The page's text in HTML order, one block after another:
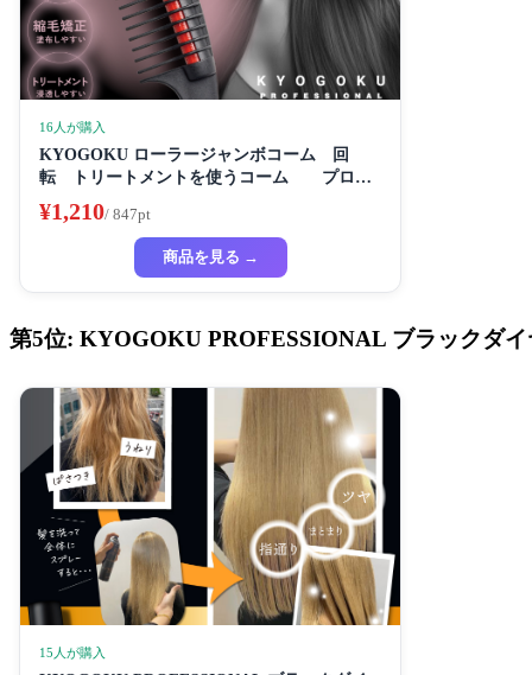
16人が購入
KYOGOKU ローラージャンボコーム 回
転 トリートメントを使うコーム プロ仕
¥1,210/ 847pt
商品を見る →
第5位: KYOGOKU PROFESSIONAL ブラックダ
15人が購入